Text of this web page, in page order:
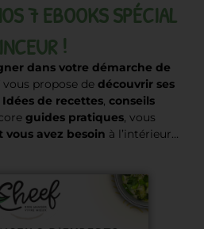
7 EBOOKS SPÉCIAL
!
dans votre démarche de
vous propose de découvrir ses
Idées de recettes, conseils
guides pratiques, vous
avez besoin à l’intérieur…